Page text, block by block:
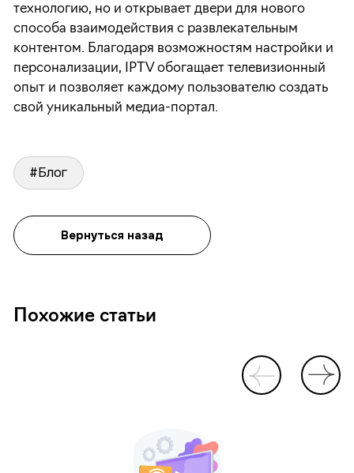
технологию, но и открывает двери для нового
способа взаимодействия с развлекательным
контентом. Благодаря возможностям настройки и
персонализации, IPTV обогащает телевизионный
опыт и позволяет каждому пользователю создать
свой уникальный медиа-портал.
#Блог
Вернуться назад
Похожие статьи